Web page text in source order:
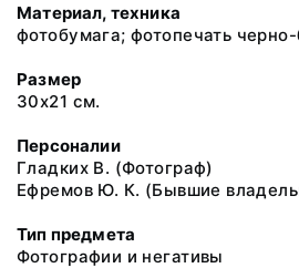
Материал, техника
фотобумага; фотопечать
Размер
30х21 см.
Персоналии
Гладких В. (Фотограф)
Ефремов Ю. К. (Бывшие
Тип предмета
Фотографии и негативы